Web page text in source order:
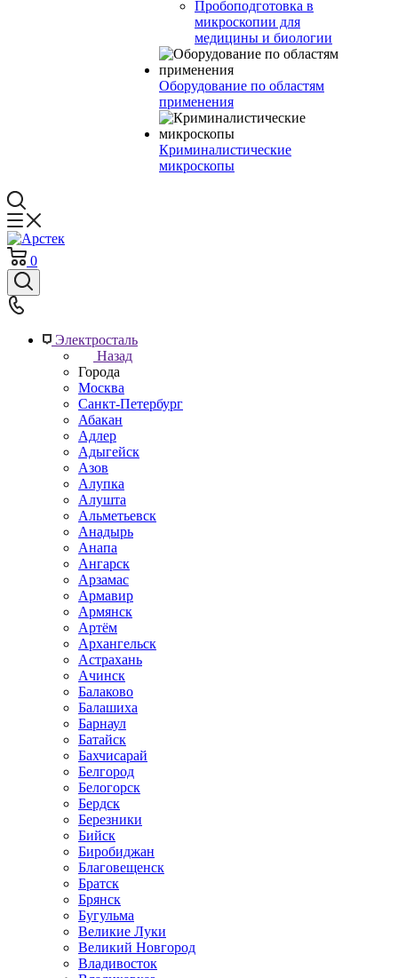
Пробоподготовка в
микроскопии для
медицины и биологии
Оборудование по областям
применения
Криминалистические
микроскопы
0
Электросталь
Назад
Города
Москва
Санкт-Петербург
Абакан
Адлер
Адыгейск
Азов
Алупка
Алушта
Альметьевск
Анадырь
Анапа
Ангарск
Арзамас
Армавир
Армянск
Артём
Архангельск
Астрахань
Ачинск
Балаково
Балашиха
Барнаул
Батайск
Бахчисарай
Белгород
Белогорск
Бердск
Березники
Бийск
Биробиджан
Благовещенск
Братск
Брянск
Бугульма
Великие Луки
Великий Новгород
Владивосток